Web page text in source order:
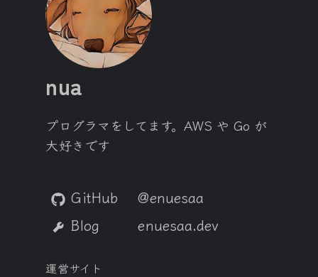
nua
プログラマをしてます。AWS や Go が
大好きです
GitHub
@enuesaa
Blog
enuesaa.dev
運営サイト